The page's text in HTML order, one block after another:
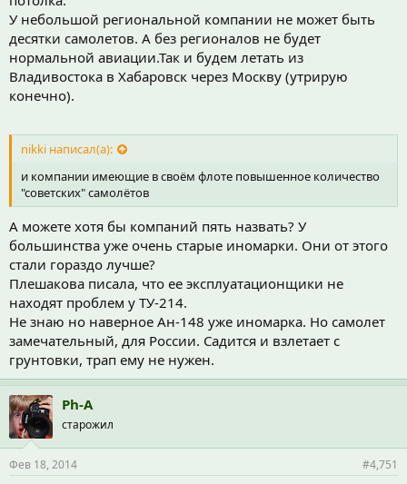
У небольшой региональной компании не может быть
десятки самолетов. А без регионалов не будет
нормальной авиации.Так и будем летать из
Владивостока в Хабаровск через Москву (утрирую
конечно).
nikki написал(а):
и компании имеющие в своём флоте повышенное количество
"советских" самолётов
А можете хотя бы компаний пять назвать? У
большинства уже очень старые иномарки. Они от этого
стали гораздо лучше?
Плешакова писала, что ее эксплуатационщики не
находят проблем у ТУ-214.
Не знаю но наверное Ан-148 уже иномарка. Но самолет
замечательный, для России. Садится и взлетает с
грунтовки, трап ему не нужен.
Ph-A
старожил
Фев 18, 2014 #4,751